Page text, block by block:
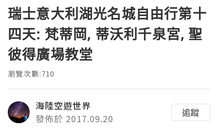
瑞士意大利湖光名城自由行第十
四天: 梵蒂岡, 蒂沃利千泉宮, 聖
彼得廣場教堂
瀏覽次數:710
海陸空遊世界
發佈於 2017.09.20
追蹤